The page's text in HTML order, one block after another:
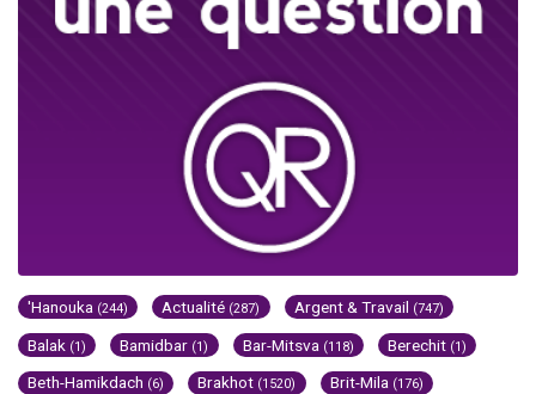
'Hanouka (244) Actualité (287) Argent & Travail (747)
Balak (1) Bamidbar (1) Bar-Mitsva (118) Berechit (1)
Beth-Hamikdach (6) Brakhot (1520) Brit-Mila (176)